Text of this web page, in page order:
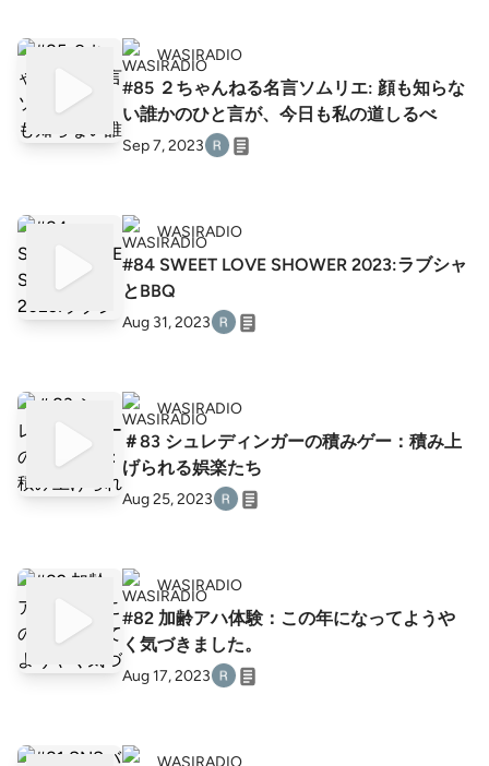
WASIRADIO
#85 ２ちゃんねる名言ソムリエ: 顔も知らな
い誰かのひと言が、今日も私の道しるべ
Sep 7, 2023
WASIRADIO
#84 SWEET LOVE SHOWER 2023:ラブシャ
とBBQ
Aug 31, 2023
WASIRADIO
＃83 シュレディンガーの積みゲー：積み上
げられる娯楽たち
Aug 25, 2023
WASIRADIO
#82 加齢アハ体験：この年になってようや
く気づきました。
Aug 17, 2023
WASIRADIO